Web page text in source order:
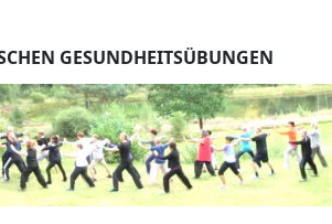
GESUNDHEITSÜBUNGEN